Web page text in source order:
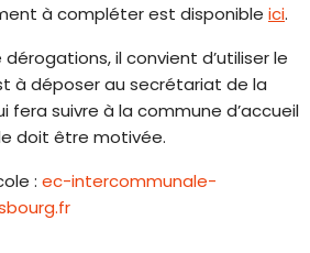
à compléter est disponible ici.
il convient d’utiliser le
à déposer au secrétariat de la
fera suivre à la commune d’accueil
doit être motivée.
: ec-intercommunale-